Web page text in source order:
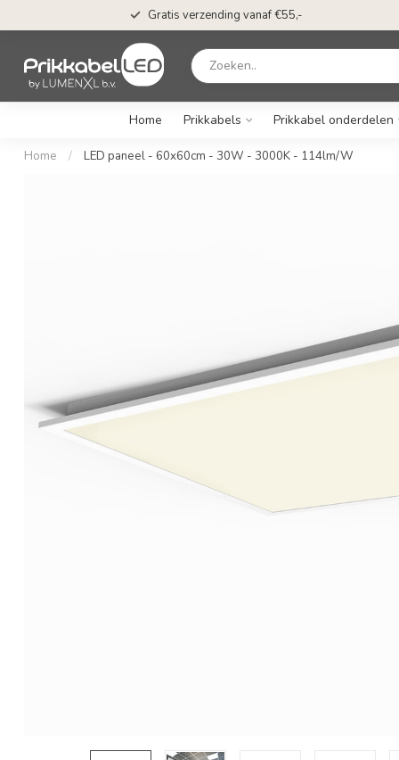
Gratis verzending vanaf €55,-
Home Prikkabels Prikkabel onderdelen
Home / LED paneel - 60x60cm - 30W - 3000K - 114lm/W